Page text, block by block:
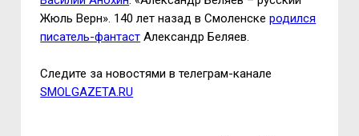
Жюль Верн». 140 лет назад в Смоленскеродился
писатель-фантаст Александр Беляев.
Следите за новостями в телеграм-канале
SMOLGAZETA.RU